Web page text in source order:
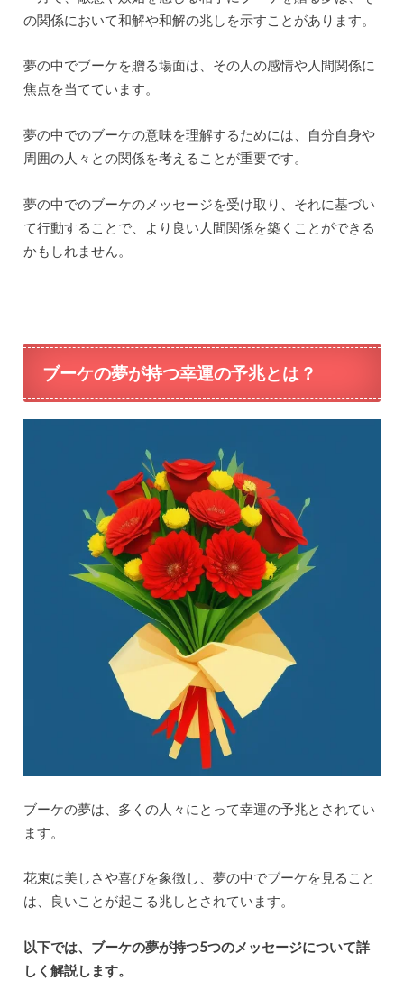
の関係において和解や和解の兆しを示すことがあります。
夢の中でブーケを贈る場面は、その人の感情や人間関係に
焦点を当てています。
夢の中でのブーケの意味を理解するためには、自分自身や
周囲の人々との関係を考えることが重要です。
夢の中でのブーケのメッセージを受け取り、それに基づい
て行動することで、より良い人間関係を築くことができる
かもしれません。
ブーケの夢が持つ幸運の予兆とは？
ブーケの夢は、多くの人々にとって幸運の予兆とされてい
ます。
花束は美しさや喜びを象徴し、夢の中でブーケを見ること
は、良いことが起こる兆しとされています。
以下では、ブーケの夢が持つ5つのメッセージについて詳
しく解説します。